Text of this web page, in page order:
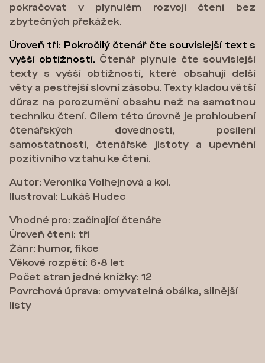
pokračovat v plynulém rozvoji čtení bez
zbytečných překážek.
Úroveň tři: Pokročilý čtenář čte souvislejší text s
vyšší obtížností. Čtenář plynule čte souvislejší
texty s vyšší obtížností, které obsahují delší
věty a pestřejší slovní zásobu. Texty kladou větší
důraz na porozumění obsahu než na samotnou
techniku čtení. Cílem této úrovně je prohloubení
čtenářských dovedností, posílení
samostatnosti, čtenářské jistoty a upevnění
pozitivního vztahu ke čtení.
Autor: Veronika Volhejnová a kol.
Ilustroval: Lukáš Hudec
Vhodné pro: začínající čtenáře
Úroveň čtení: tři
Žánr: humor, fikce
Věkové rozpětí: 6-8 let
Počet stran jedné knížky: 12
Povrchová úprava: omyvatelná obálka, silnější
listy